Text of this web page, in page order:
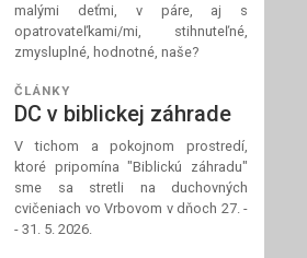
malými deťmi, v páre, aj s
opatrovateľkami/mi, stihnuteľné,
zmysluplné, hodnotné, naše?
ČLÁNKY
DC v biblickej záhrade
V tichom a pokojnom prostredí,
ktoré pripomína "Biblickú záhradu"
sme sa stretli na duchovných
cvičeniach vo Vrbovom v dňoch 27. -
- 31. 5. 2026.